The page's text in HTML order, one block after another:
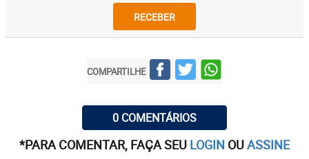
RECEBER
COMPARTILHE
0 COMENTÁRIOS
*PARA COMENTAR, FAÇA SEU LOGIN OUASSINE